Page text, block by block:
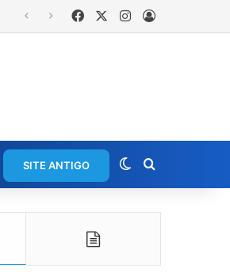
FacebookInstagram
SITE ANTIGO Switch skin